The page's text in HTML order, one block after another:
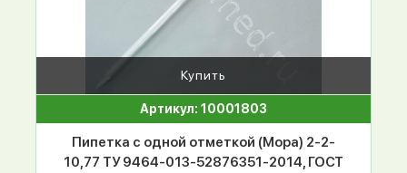
Купить
Артикул: 10001803
Пипетка с одной отметкой (Мора) 2-2-
10,77 ТУ 9464-013-52876351-2014, ГОСТ